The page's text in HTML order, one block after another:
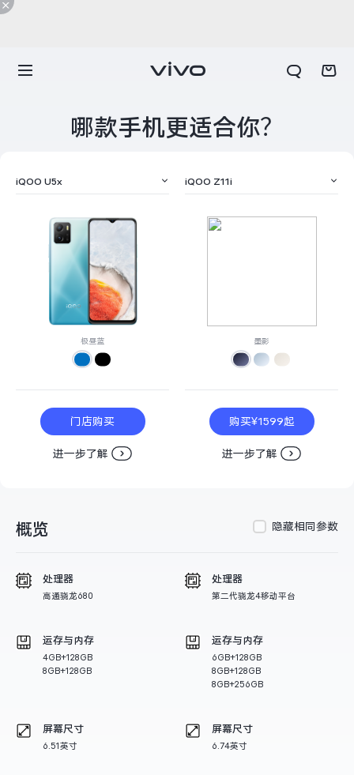
X300 E
X300s
X300 Pro X300
S60 S60 元气版
Y600 Turbo Y600 Pro
iQOO Z11i iQOO 15T
iQOO Z11 iQOO Z11x
哪款手机更适合你？
iQOO U5x iQOO Z11i
极昼蓝 墨影
门店购买 购买¥1599起
进一步了解 进一步了解
概览 隐藏相同参数
处理器
高通骁龙680
处理器
第二代骁龙4移动平台
运存与内存
4GB+128GB
8GB+128GB
运存与内存
6GB+128GB
8GB+128GB
8GB+256GB
屏幕尺寸
6.51英寸
屏幕尺寸
6.74英寸